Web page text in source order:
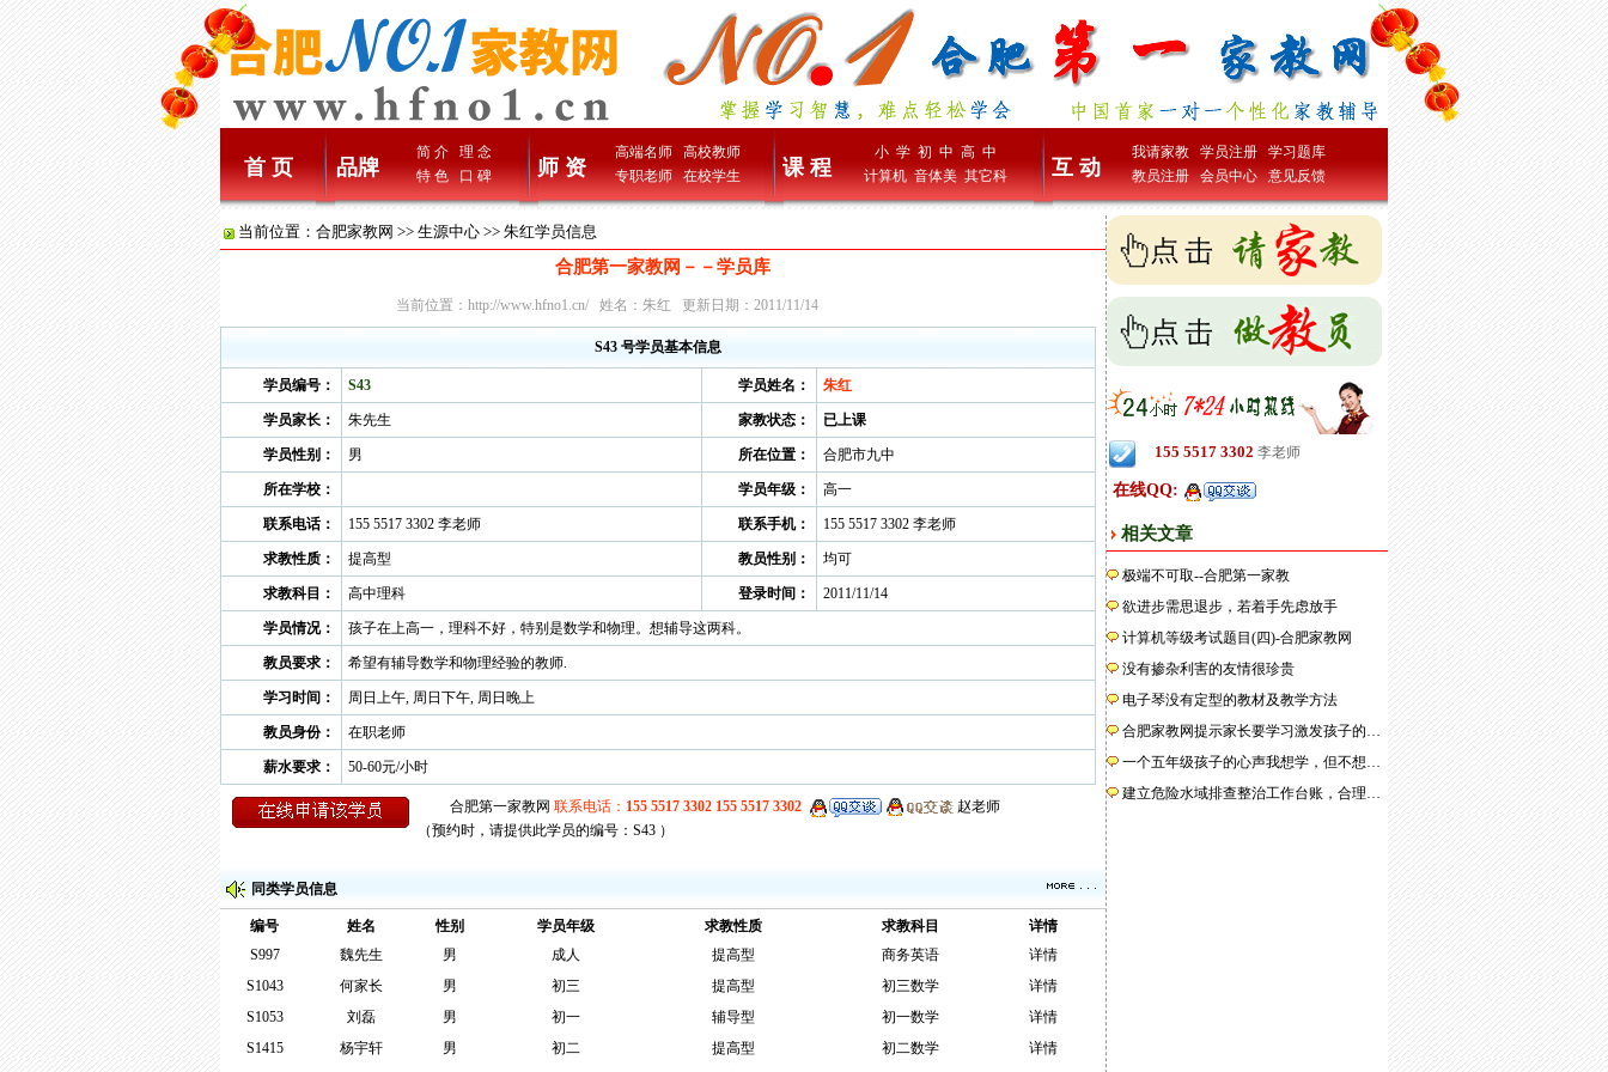
首 页 品牌
简 介
理 念
特 色
口 碑 师 资
高端名师
高校教师
专职老师
在校学生 课 程
小 学 初 中 高 中
计算机 音体美 其它科 互 动
我请家教 学员注册
学习题库
教员注册
会员中心 意见反馈
当前位置： 合肥家教网 >> 生源中心 >> 朱红学员信息
合肥第一家教网－－学员库
当前位置： http://www.hfno1.cn/ 姓名：朱红 更新日期：2011/11/14
S43 号学员基本信息
学员编号： S43 学员姓名： 朱红
学员家长： 朱先生 家教状态： 已上课
学员性别： 男 所在位置： 合肥市九中
所在学校： 学员年级： 高一
联系电话： 155 5517 3302 李老师 联系手机： 155 5517 3302 李老师
求教性质： 提高型 教员性别： 均可
求教科目： 高中理科 登录时间： 2011/11/14
学员情况： 孩子在上高一，理科不好，特别是数学和物理。想辅导这两科。
教员要求： 希望有辅导数学和物理经验的教师.
学习时间： 周日上午, 周日下午, 周日晚上
教员身份： 在职老师
薪水要求： 50-60元/小时
（预约时，请提供此学员的编号：S43 ）
同类学员信息
编号 姓名 性别 学员年级 求教性质 求教科目
详情
S997
魏先生 男 成人 提高型 商务英语
详情
S1043
何家长 男 初三 提高型 初三数学
详情
S1053
刘磊 男 初一 辅导型 初一数学
详情
S1415
杨宇轩 男 初二 提高型 初二数学
详情
155 5517 3302 李老师
在线QQ:
相关文章
极端不可取--合肥第一家教
欲进步需思退步，若着手先虑放手
计算机等级考试题目(四)-合肥家教网
没有掺杂利害的友情很珍贵
电子琴没有定型的教材及教学方法
合肥家教网提示家长要学习激发孩子的…
一个五年级孩子的心声我想学，但不想…
建立危险水域排查整治工作台账，合理…